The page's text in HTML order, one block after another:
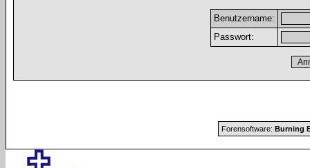
Benutzername:
Passwort:
Forensoftware: Burning